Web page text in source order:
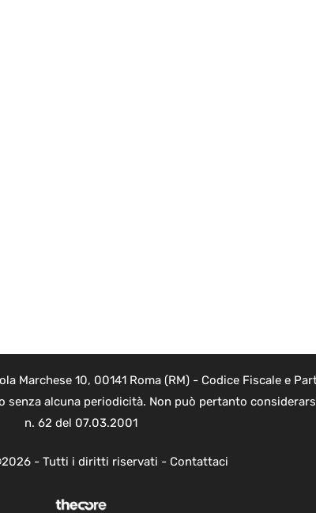
Marchese 10, 00141 Roma (RM) - Codice Fiscale e
alcuna periodicità. Non può pertanto
n. 62 del 07.03.2001
- Tutti i diritti riservati - Contattaci